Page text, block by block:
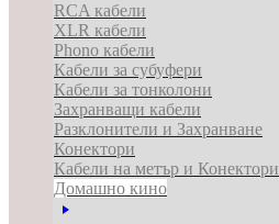
RCA кабели
XLR кабели
Phono кабели
Кабели за субуфери
Кабели за тонколони
Захранващи кабели
Разклонители и Захранване
Конектори
Кабели на метър и Конектори
Домашно кино